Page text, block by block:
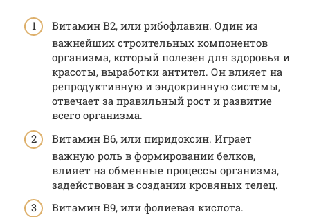
Витамин В2, или рибофлавин. Один из
важнейших строительных компонентов
организма, который полезен для здоровья и
красоты, выработки антител. Он влияет на
репродуктивную и эндокринную системы,
отвечает за правильный рост и развитие
всего организма.
Витамин В6, или пиридоксин. Играет
важную роль в формировании белков,
влияет на обменные процессы организма,
задействован в создании кровяных телец.
Витамин В9, или фолиевая кислота.